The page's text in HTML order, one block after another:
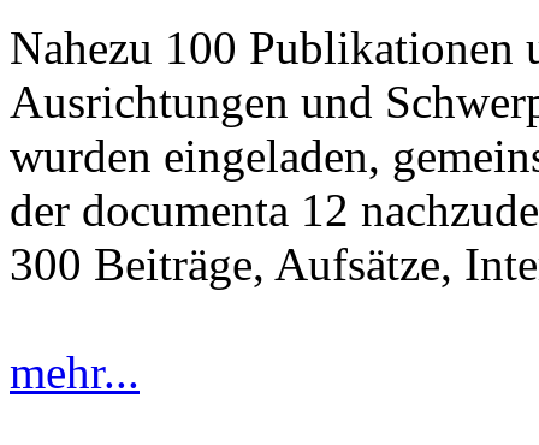
Nahezu 100 Publikationen
Ausrichtungen und
wurden eingeladen,
der documenta 12
300 Beiträge, Aufsätze,
mehr...